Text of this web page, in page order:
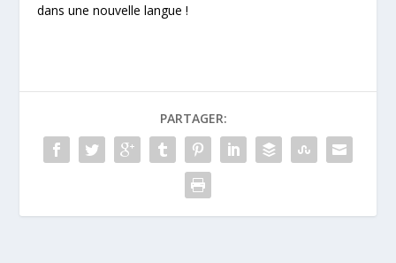
dans une nouvelle langue !
PARTAGER: